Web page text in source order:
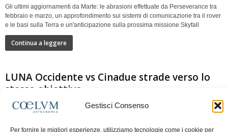
Gestisci Consenso
Per fornire le migliori esperienze, utilizziamo tecnologie come i cookie per
Gli ultimi aggiornamenti da Marte: le abrasioni effettuate da Perseverance tra
febbraio e marzo, un approfondimento sui sistemi di comunicazione tra il rover
e le basi sulla Terra e un'anticipazione sulla prossima missione Skyfall
Continua a leggere
LUNA Occidente vs Cinadue strade verso lo
stesso obiettivo